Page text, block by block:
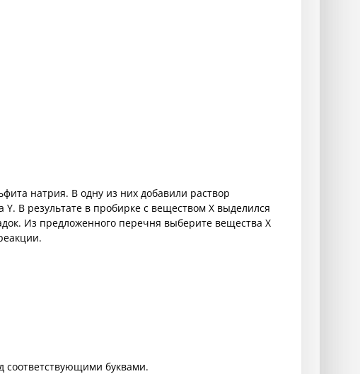
натрия. В одну из них добавили раствор
Y. В результате в пробирке с веществом Х выделился
Из предложенного перечня выберите вещества X
буквами.